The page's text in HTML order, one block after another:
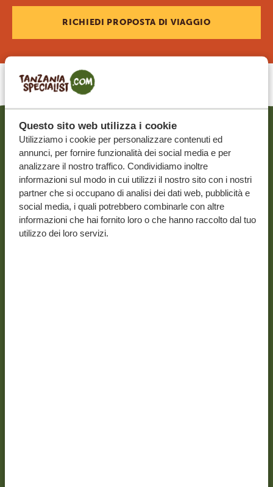
Questo sito web utilizza i cookie
Utilizziamo i cookie per personalizzare contenuti ed
annunci, per fornire funzionalità dei social media e per
analizzare il nostro traffico. Condividiamo inoltre
informazioni sul modo in cui utilizzi il nostro sito con i nostri
partner che si occupano di analisi dei dati web, pubblicità e
social media, i quali potrebbero combinarle con altre
informazioni che hai fornito loro o che hanno raccolto dal tuo
utilizzo dei loro servizi.
RICHIEDI PROPOSTA DI VIAGGIO
ARTICOLI CORRELATI